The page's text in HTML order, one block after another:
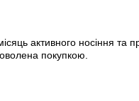
активного носіння та
покупкою.